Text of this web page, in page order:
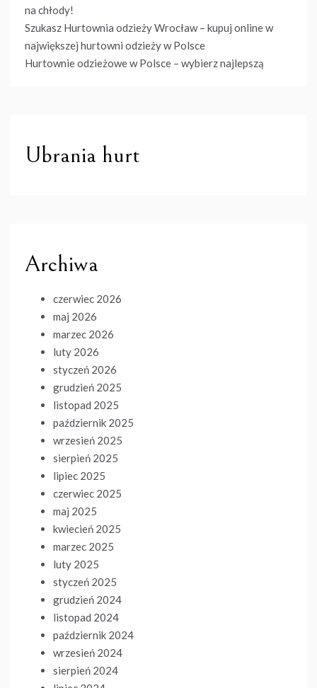
na chłody!
Szukasz Hurtownia odzieży Wrocław – kupuj online w
największej hurtowni odzieży w Polsce
Hurtownie odzieżowe w Polsce – wybierz najlepszą
Ubrania hurt
Archiwa
czerwiec 2026
maj 2026
marzec 2026
luty 2026
styczeń 2026
grudzień 2025
listopad 2025
październik 2025
wrzesień 2025
sierpień 2025
lipiec 2025
czerwiec 2025
maj 2025
kwiecień 2025
marzec 2025
luty 2025
styczeń 2025
grudzień 2024
listopad 2024
październik 2024
wrzesień 2024
sierpień 2024